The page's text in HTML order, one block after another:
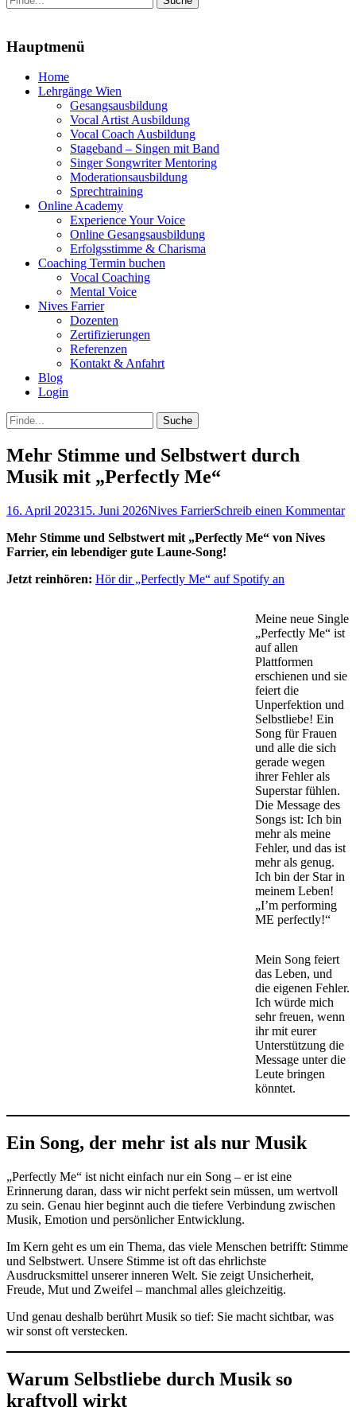
nach:
Hauptmenü
Zum
Inhalt
Home
Lehrgänge Wien
Gesangsausbildung
Vocal Artist Ausbildung
Vocal Coach Ausbildung
Stageband – Singen mit Band
Singer Songwriter Mentoring
Moderationsausbildung
Sprechtraining
Online Academy
Experience Your Voice
Online Gesangsausbildung
Erfolgsstimme & Charisma
Coaching Termin buchen
Vocal Coaching
Mental Voice
Nives Farrier
Dozenten
Zertifizierungen
Referenzen
Kontakt & Anfahrt
Blog
Login
bei
der
Suche
Suche
nach:
Mehr Stimme und Selbstwert durch
Musik mit „Perfectly Me“
Posted
16. April 202315. Juni 2026Autor
Nives FarrierSchreib einen Kommentar
Mehr Stimme und Selbstwert mit „Perfectly Me“ von Nives
Farrier, ein lebendiger gute Laune-Song!
Jetzt reinhören: Hör dir „Perfectly Me“ auf Spotify an
Meine neue Single
„Perfectly Me“ ist
auf allen
Plattformen
erschienen und sie
feiert die
Unperfektion und
Selbstliebe! Ein
Song für Frauen
und alle die sich
gerade wegen
ihrer Fehler als
Superstar fühlen.
Die Message des
Songs ist: Ich bin
mehr als meine
Fehler, und das ist
mehr als genug.
Ich bin der Star in
meinem Leben!
„I’m performing
ME perfectly!“
Mein Song feiert
das Leben, und
die eigenen Fehler.
Ich würde mich
sehr freuen, wenn
ihr mit eurer
Unterstützung die
Message unter die
Leute bringen
könntet.
Ein Song, der mehr ist als nur Musik
„Perfectly Me“ ist nicht einfach nur ein Song – er ist eine
Erinnerung daran, dass wir nicht perfekt sein müssen, um wertvoll
zu sein. Genau hier beginnt auch die tiefere Verbindung zwischen
Musik, Emotion und persönlicher Entwicklung.
Im Kern geht es um ein Thema, das viele Menschen betrifft: Stimme
und Selbstwert. Unsere Stimme ist oft das ehrlichste
Ausdrucksmittel unserer inneren Welt. Sie zeigt Unsicherheit,
Freude, Mut und Zweifel – manchmal alles gleichzeitig.
Und genau deshalb berührt Musik so tief: Sie macht sichtbar, was
wir sonst oft verstecken.
Warum Selbstliebe durch Musik so
kraftvoll wirkt